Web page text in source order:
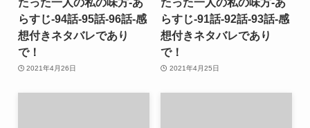
らすじ-94話-95話-96話-感
想付きネタバレであり
で！
2021年4月26日
らすじ-91話-92話-93話-感
想付きネタバレであり
で！
2021年4月25日